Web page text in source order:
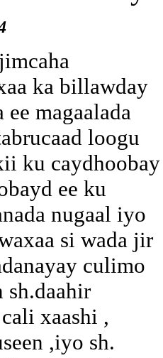
ka billawday
magaalada
loogu
ku caydhoobay
ee ku
nugaal iyo
si wada jir
culimo
xaashi ,
,iyo sh.